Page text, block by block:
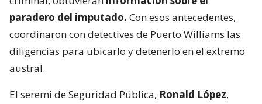
paradero del imputado. Con esos antecedentes,
coordinaron con detectives de Puerto Williams las
diligencias para ubicarlo y detenerlo en el extremo
austral.
El seremi de Seguridad Pública, Ronald López,